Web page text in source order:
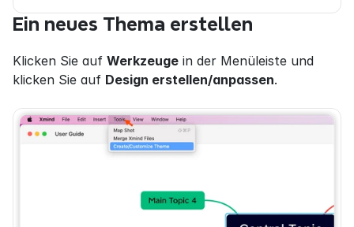
Ein neues Thema erstellen
Klicken Sie auf Werkzeuge in der Menüleiste und
klicken Sie auf Design erstellen/anpassen.